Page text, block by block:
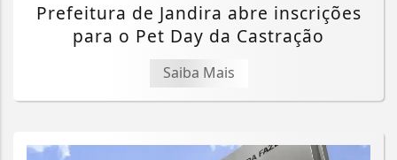
Prefeitura de Jandira abre inscrições
para o Pet Day da Castração
Saiba Mais